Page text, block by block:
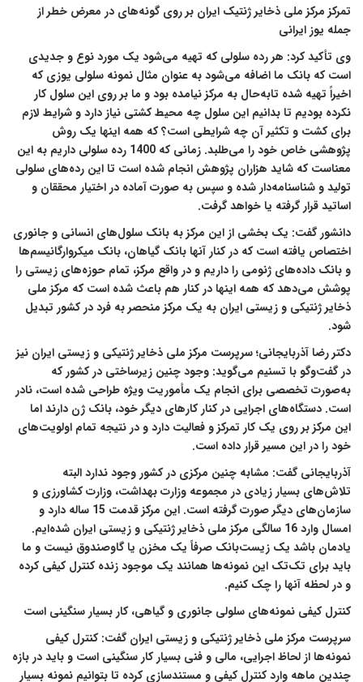
تمرکز مرکز ملی ذخایر ژنتیک ایران بر روی گونه‌های در معرض خطر از
جمله یوز ایرانی
وی تأکید کرد: هر رده سلولی که تهیه می‌شود یک مورد نوع و جدیدی
است که بانک ما اضافه می‌شود به عنوان مثال نمونه سلولی یوزی که
اخیراً تهیه شده تابه‌حال به مرکز نیامده بود و ما بر روی این سلول کار
نکرده‌ بودیم تا بدانیم این سلول چه محیط کشتی نیاز دارد و شرایط لازم
برای کشت و تکثیر آن چه شرایطی است؟ که همه اینها یک روش
پژوهشی خاص خود را می‌طلبد. زمانی که 1400 رده سلولی داریم به این
معناست که شاید هزاران پژوهش انجام شده است تا این رده‌های سلولی
تولید و شناسنامه‌دار شده و سپس به صورت آماده در اختیار محققان و
اساتید قرار گرفته یا خواهد گرفت.
دانشور گفت: یک بخشی از این مرکز به بانک سلول‌های انسانی و جانوری
اختصاص یافته است که در کنار آنها بانک گیاهان، بانک میکروارگانیسم‌ها
و بانک‌ داده‌های ژنومی را داریم و در واقع مرکز، تمام حوزه‌های زیستی را
پوشش می‌دهد که همه اینها در کنار هم باعث شده است که مرکز ملی
ذخایر ژنتیکی و زیستی ایران به یک مرکز منحصر به فرد در کشور تبدیل
شود.
دکتر رضا آذربایجانی؛ سرپرست مرکز ملی ذخایر ژنتیکی و زیستی ایران نیز
در گفت‌و‌گو با تسنیم می‌گوید: وجود چنین زیرساختی در کشور که
به‌صورت تخصصی برای انجام یک مأموریت ویژه طراحی شده است، نادر
است. دستگاه‌های اجرایی در کنار کارهای دیگر خود، بانک ژن دارند اما
این مرکز بر روی یک کار تمرکز و فعالیت دارد و در نتیجه تمام اولویت‌های
خود را در این مسیر قرار داده است.
آذربایجانی گفت: مشابه چنین مرکزی در کشور وجود ندارد البته
تلاش‌های بسیار زیادی در مجموعه وزارت بهداشت، وزارت کشاورزی و
سازمان‌های دیگر صورت گرفته است. این مرکز قدمت 15 ساله دارد و
امسال وارد 16 سالگی مرکز ملی ذخایر ژنتیکی و زیستی ایران شده‌ایم.
یادمان باشد یک زیست‌بانک صرفاً یک مخزن یا گاوصندوق نیست و ما
باید برای تک‌تک این نمونه‌ها همانند یک موجود زنده کنترل کیفی کرده
و در لحظه آنها را چک کنیم.
کنترل کیفی نمونه‌های سلولی جانوری و گیاهی، کار بسیار سنگینی است
سرپرست مرکز ملی ذخایر ژنتیکی و زیستی ایران گفت: کنترل کیفی
نمونه‌ها از لحاظ اجرایی، مالی و فنی بسیار کار سنگینی است و باید در بازه‌
چندین ماهه وارد کنترل کیفی و مستندسازی کرده تا بتوانیم نمونه بسیار